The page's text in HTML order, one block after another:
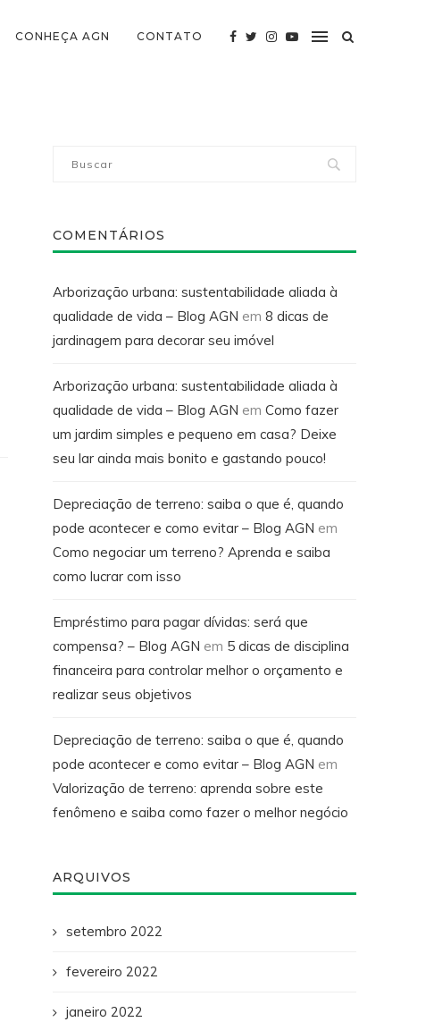
CONHEÇA AGN CONTATO
COMENTÁRIOS
Arborização urbana: sustentabilidade aliada à
qualidade de vida – Blog AGN em 8 dicas de
jardinagem para decorar seu imóvel
Arborização urbana: sustentabilidade aliada à
qualidade de vida – Blog AGN em Como fazer
um jardim simples e pequeno em casa? Deixe
seu lar ainda mais bonito e gastando pouco!
Depreciação de terreno: saiba o que é, quando
pode acontecer e como evitar – Blog AGN em
Como negociar um terreno? Aprenda e saiba
como lucrar com isso
Empréstimo para pagar dívidas: será que
compensa? – Blog AGN em 5 dicas de disciplina
financeira para controlar melhor o orçamento e
realizar seus objetivos
Depreciação de terreno: saiba o que é, quando
pode acontecer e como evitar – Blog AGN em
Valorização de terreno: aprenda sobre este
fenômeno e saiba como fazer o melhor negócio
ARQUIVOS
setembro 2022
fevereiro 2022
janeiro 2022